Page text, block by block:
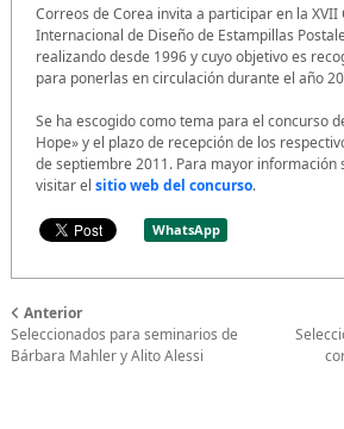
Correos de Corea invita a participar en la XVII
Internacional de Diseño de Estampillas
realizando desde 1996 y cuyo objetivo es
para ponerlas en circulación durante el año
Se ha escogido como tema para el concurso
Hope» y el plazo de recepción de los
de septiembre 2011. Para mayor información
visitar el sitio web del concurso.
WhatsApp
Anterior
Seleccionados para seminarios de
Bárbara Mahler y Alito Alessi